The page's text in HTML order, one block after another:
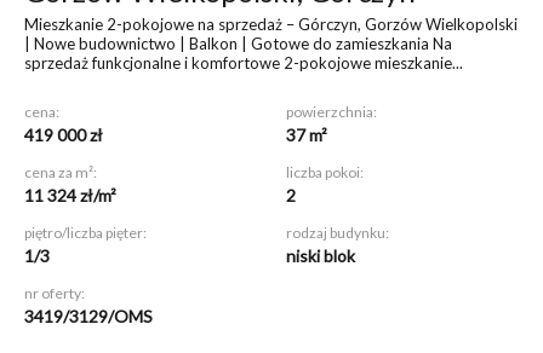
Mieszkanie 2-pokojowe na sprzedaż – Górczyn, Gorzów Wielkopolski
| Nowe budownictwo | Balkon | Gotowe do zamieszkania Na
sprzedaż funkcjonalne i komfortowe 2-pokojowe mieszkanie...
cena:
419 000 zł
powierzchnia:
37 m²
cena za m²:
11 324 zł/m²
liczba pokoi:
2
piętro/liczba pięter:
1/3
rodzaj budynku:
niski blok
nr oferty:
3419/3129/OMS